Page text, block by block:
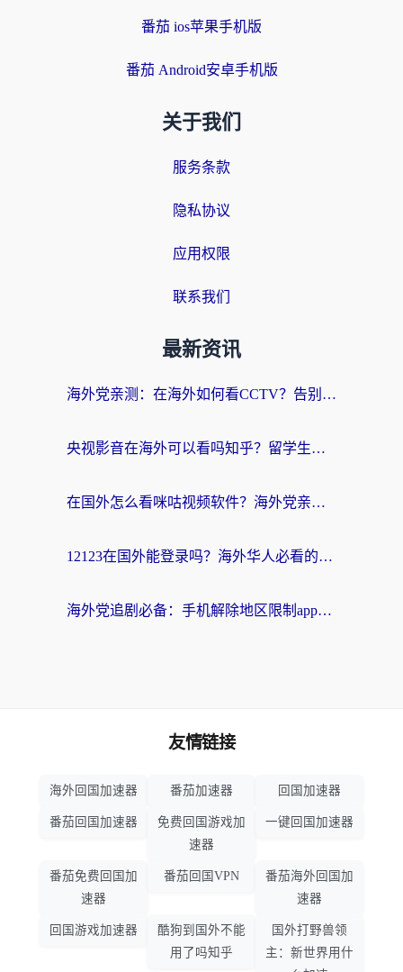
番茄 ios苹果手机版
番茄 Android安卓手机版
关于我们
服务条款
隐私协议
应用权限
联系我们
最新资讯
海外党亲测：在海外如何看CCTV？告别“仅限大陆播放”的实用指南
央视影音在海外可以看吗知乎？留学生亲测：3步解决地域限制+追剧自由
在国外怎么看咪咕视频软件？海外党亲测有效的回国加速方案
12123在国外能登录吗？海外华人必看的回国加速实用指南
海外党追剧必备：手机解除地区限制app怎么选？解决央视视频&国内剧地区限制全指南
友情链接
海外回国加速器 番茄加速器 回国加速器
番茄回国加速器
免费回国游戏加
速器
一键回国加速器
番茄免费回国加
速器
番茄回国VPN
番茄海外回国加
速器
回国游戏加速器
酷狗到国外不能
用了吗知乎
国外打野兽领
主：新世界用什